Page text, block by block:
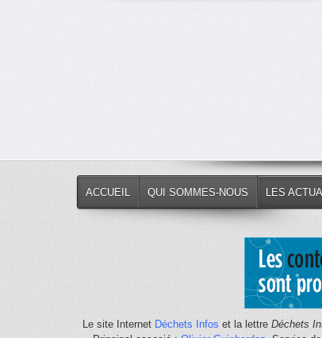
ACCUEIL QUI SOMMES-NOUS LES
Le site Internet Déchets Infos et la lettre Déchets